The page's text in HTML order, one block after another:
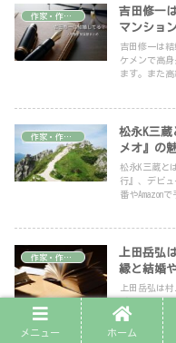
作家・作品ガイド
吉田修一
マンショ
吉田修一は
ケメンで高
ます。また
作家・作品ガイド
松永K三
メオ』の
松永K三蔵と
行』、デビ
番やAmazon
作家・作品ガイド
上田岳弘
縁と結婚
上田岳弘は
ド』や最新
報、経歴まで
メニュー ホーム